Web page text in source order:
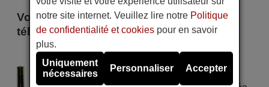
Voici certains modèles qui utilisent cette
télécommande
KUBA ELECTRONIC 2800 S
Alimentation : 2 piles type AAA
notre site internet. Veuillez lire notre Politique
de confidentialité et cookies pour en savoir
plus.
Uniquement
nécessaires
Personnaliser Accepter